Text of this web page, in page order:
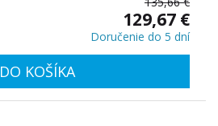
129,67 €
Doručenie do 5 dní
DO KOŠÍKA